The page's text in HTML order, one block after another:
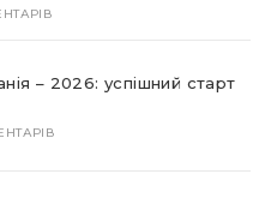
– 2026: успішний старт